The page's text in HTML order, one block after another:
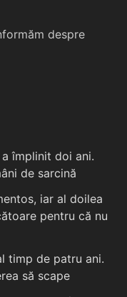
despre
împlinit doi ani.
de sarcină
iar al doilea
pentru că nu
timp de patru ani.
să scape